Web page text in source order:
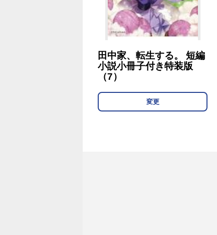
田中家、転生する。 短編
小説小冊子付き特装版
（7）
変更